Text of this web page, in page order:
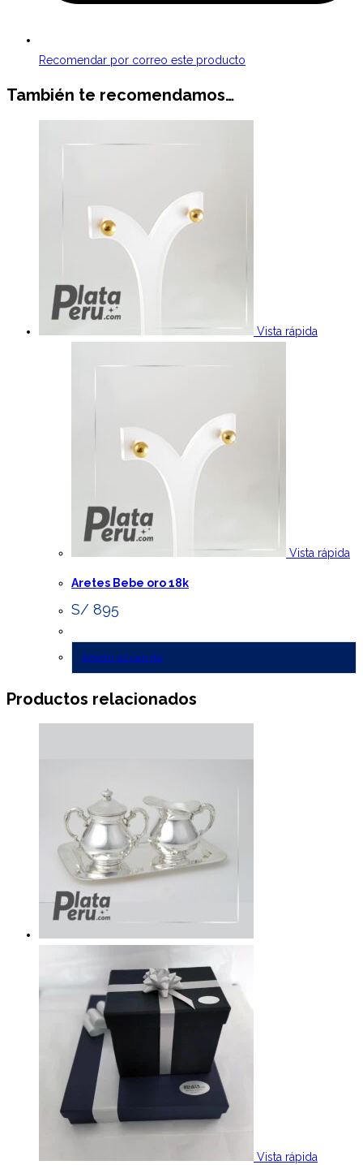
Recomendar por correo este producto
También te recomendamos…
Vista rápida
Vista rápida
Aretes Bebe oro 18k
S/ 895
Añadir al carrito
Productos relacionados
Vista rápida